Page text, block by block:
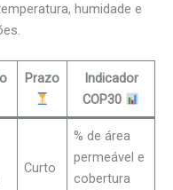
humidade e
Prazo
Indicador
COP30
Curto
% de área
permeável e
cobertura